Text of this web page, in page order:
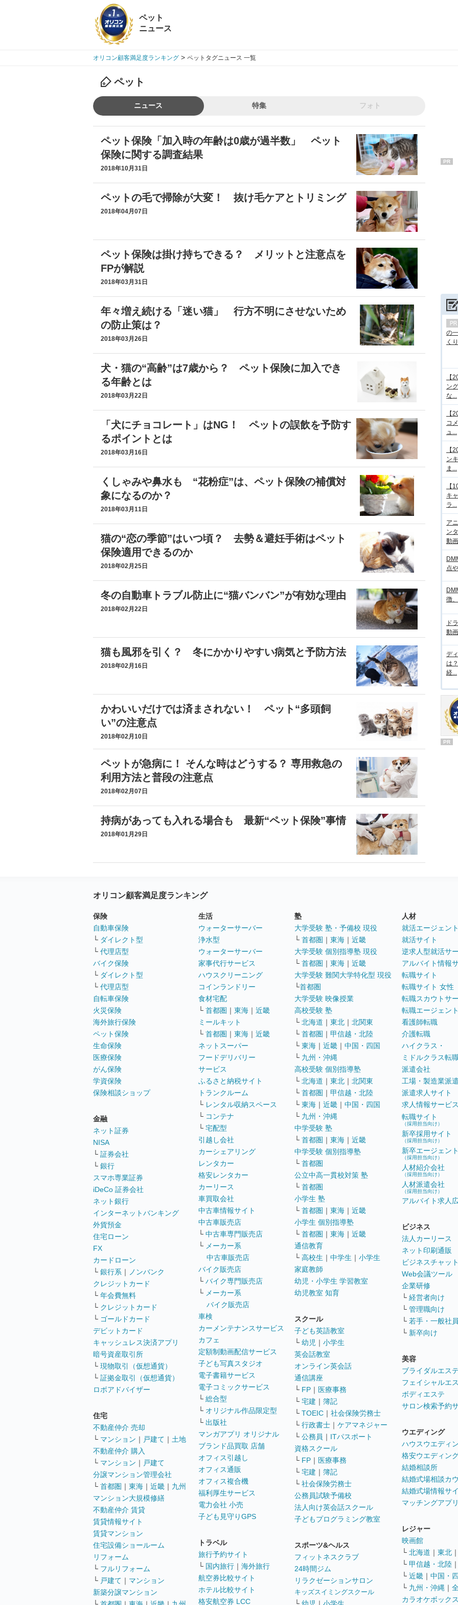
ペット
ニュース
オリコン顧客満足度ランキング > ペットタグニュース 一覧
ペット
ニュース 特集 フォト
ペット保険「加入時の年齢は0歳が過半数」 ペット
保険に関する調査結果
2018年10月31日
ペットの毛で掃除が大変！ 抜け毛ケアとトリミング
2018年04月07日
ペット保険は掛け持ちできる？ メリットと注意点を
FPが解説
2018年03月31日
年々増え続ける「迷い猫」 行方不明にさせないため
の防止策は？
2018年03月26日
犬・猫の“高齢”は7歳から？ ペット保険に加入でき
る年齢とは
2018年03月22日
「犬にチョコレート」はNG！ ペットの誤飲を予防す
るポイントとは
2018年03月16日
くしゃみや鼻水も “花粉症”は、ペット保険の補償対
象になるのか？
2018年03月11日
猫の“恋の季節”はいつ頃？ 去勢＆避妊手術はペット
保険適用できるのか
2018年02月25日
冬の自動車トラブル防止に“猫バンバン”が有効な理由
2018年02月22日
猫も風邪を引く？ 冬にかかりやすい病気と予防方法
2018年02月16日
かわいいだけでは済まされない！ ペット“多頭飼
い”の注意点
2018年02月10日
ペットが急病に！ そんな時はどうする？ 専用救急の
利用方法と普段の注意点
2018年02月07日
持病があっても入れる場合も 最新“ペット保険”事情
2018年01月29日
PR
の
く
【
ン
な...
【
コ
ュ...
【
ン
ま...
【
キ
ラ...
ア
ン
動
点
徴
ド
動
デ
は
経...
PR
オリコン顧客満足度ランキング
保険
自動車保険
└ ダイレクト型
└ 代理店型
バイク保険
└ ダイレクト型
└ 代理店型
自転車保険
火災保険
海外旅行保険
ペット保険
生命保険
医療保険
がん保険
学資保険
保険相談ショップ
金融
ネット証券
NISA
└ 証券会社
└ 銀行
スマホ専業証券
iDeCo 証券会社
ネット銀行
インターネットバンキング
外貨預金
住宅ローン
FX
カードローン
└ 銀行系 ｜
ノンバンク
クレジットカード
└ 年会費無料
└ クレジットカード
└ ゴールドカード
デビットカード
キャッシュレス決済アプリ
暗号資産取引所
└ 現物取引（仮想通貨）
└ 証拠金取引（仮想通貨）
ロボアドバイザー
住宅
不動産仲介 売却
└ マンション ｜ 戸建て ｜ 土地
不動産仲介 購入
└ マンション ｜ 戸建て
分譲マンション管理会社
└ 首都圏 ｜ 東海 ｜ 近畿 ｜ 九州
マンション大規模修繕
不動産仲介 賃貸
賃貸情報サイト
賃貸マンション
住宅設備ショールーム
リフォーム
└ フルリフォーム
└ 戸建て ｜ マンション
新築分譲マンション
生活
ウォーターサーバー
浄水型
ウォーターサーバー
家事代行サービス
ハウスクリーニング
コインランドリー
食材宅配
└ 首都圏 ｜ 東海 ｜ 近畿
ミールキット
└ 首都圏 ｜ 東海 ｜ 近畿
ネットスーパー
フードデリバリー
サービス
ふるさと納税サイト
トランクルーム
└ レンタル収納スペース
└ コンテナ
└ 宅配型
引越し会社
カーシェアリング
レンタカー
格安レンタカー
カーリース
車買取会社
中古車情報サイト
中古車販売店
└ 中古車専門販売店
└ メーカー系
中古車販売店
バイク販売店
└ バイク専門販売店
└ メーカー系
バイク販売店
車検
カーメンテナンスサービス
カフェ
定額制動画配信サービス
子ども写真スタジオ
電子書籍サービス
電子コミックサービス
└ 総合型
└ オリジナル作品限定型
└ 出版社
マンガアプリ オリジナル
ブランド品買取 店舗
オフィス引越し
オフィス通販
オフィス複合機
福利厚生サービス
電力会社 小売
子ども見守りGPS
トラベル
旅行予約サイト
└ 国内旅行 ｜ 海外旅行
航空券比較サイト
ホテル比較サイト
格安航空券 LCC
塾
大学受験 塾・予備校 現役
└ 首都圏 ｜ 東海 ｜ 近畿
大学受験 個別指導塾 現役
└ 首都圏 ｜ 東海 ｜ 近畿
大学受験 難関大学特化型 現役
└首都圏
大学受験 映像授業
高校受験 塾
└ 北海道 ｜ 東北 ｜ 北関東
└ 首都圏 ｜ 甲信越・北陸
└ 東海 ｜ 近畿 ｜ 中国・四国
└ 九州・沖縄
高校受験 個別指導塾
└ 北海道 ｜ 東北 ｜ 北関東
└ 首都圏 ｜ 甲信越・北陸
└ 東海 ｜ 近畿 ｜ 中国・四国
└ 九州・沖縄
中学受験 塾
└ 首都圏 ｜ 東海 ｜ 近畿
中学受験 個別指導塾
└ 首都圏
公立中高一貫校対策 塾
└ 首都圏
小学生 塾
└ 首都圏 ｜ 東海 ｜ 近畿
小学生 個別指導塾
└ 首都圏 ｜ 東海 ｜ 近畿
通信教育
└ 高校生 ｜ 中学生 ｜ 小学生
家庭教師
幼児・小学生 学習教室
幼児教室 知育
スクール
子ども英語教室
└ 幼児 ｜ 小学生
英会話教室
オンライン英会話
通信講座
└ FP ｜ 医療事務
└ 宅建 ｜ 簿記
└ TOEIC ｜ 社会保険労務士
└ 行政書士 ｜ ケアマネジャー
└ 公務員 ｜ ITパスポート
資格スクール
└ FP ｜ 医療事務
└ 宅建 ｜ 簿記
└ 社会保険労務士
公務員試験予備校
法人向け英会話スクール
子どもプログラミング教室
スポーツ&ヘルス
フィットネスクラブ
24時間ジム
リラクゼーションサロン
キッズスイミングスクール
└ 幼児 ｜ 小学生
人材
就活エージェン
就活サイト
逆求人型就活サ
アルバイト情報
転職サイト
転職サイト 女性
転職スカウトサ
転職エージェン
看護師転職
介護転職
ハイクラス・
ミドルクラス転
派遣会社
工場・製造業派
派遣求人サイト
求人情報サービ
転職サイト
（採用担当向け）
新卒採用サイト
（採用担当向け）
新卒エージェン
（採用担当向け）
人材紹介会社
（採用担当向け）
人材派遣会社
（採用担当向け）
アルバイト求人
ビジネス
法人カーリース
ネット印刷通販
ビジネスチャッ
Web会議ツール
企業研修
└ 経営者向け
└ 管理職向け
└ 若手・一般社
└ 新卒向け
美容
ブライダルエス
フェイシャルエ
ボディエステ
サロン検索予約
ウエディング
ハウスウエディ
格安ウエディン
結婚相談所
結婚式場相談カ
結婚式場情報サ
マッチングアプ
レジャー
映画館
└ 北海道 ｜ 東北
└ 甲信越・北陸
└ 近畿 ｜ 中国・
└ 九州・沖縄 ｜
カラオケボック